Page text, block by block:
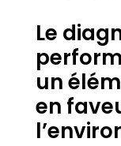
Le
un
en